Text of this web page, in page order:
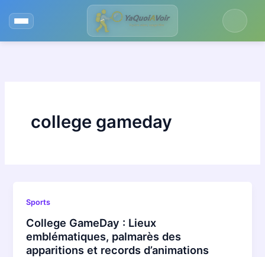
college gameday
Sports
College GameDay : Lieux
emblématiques, palmarès des
apparitions et records d’animations